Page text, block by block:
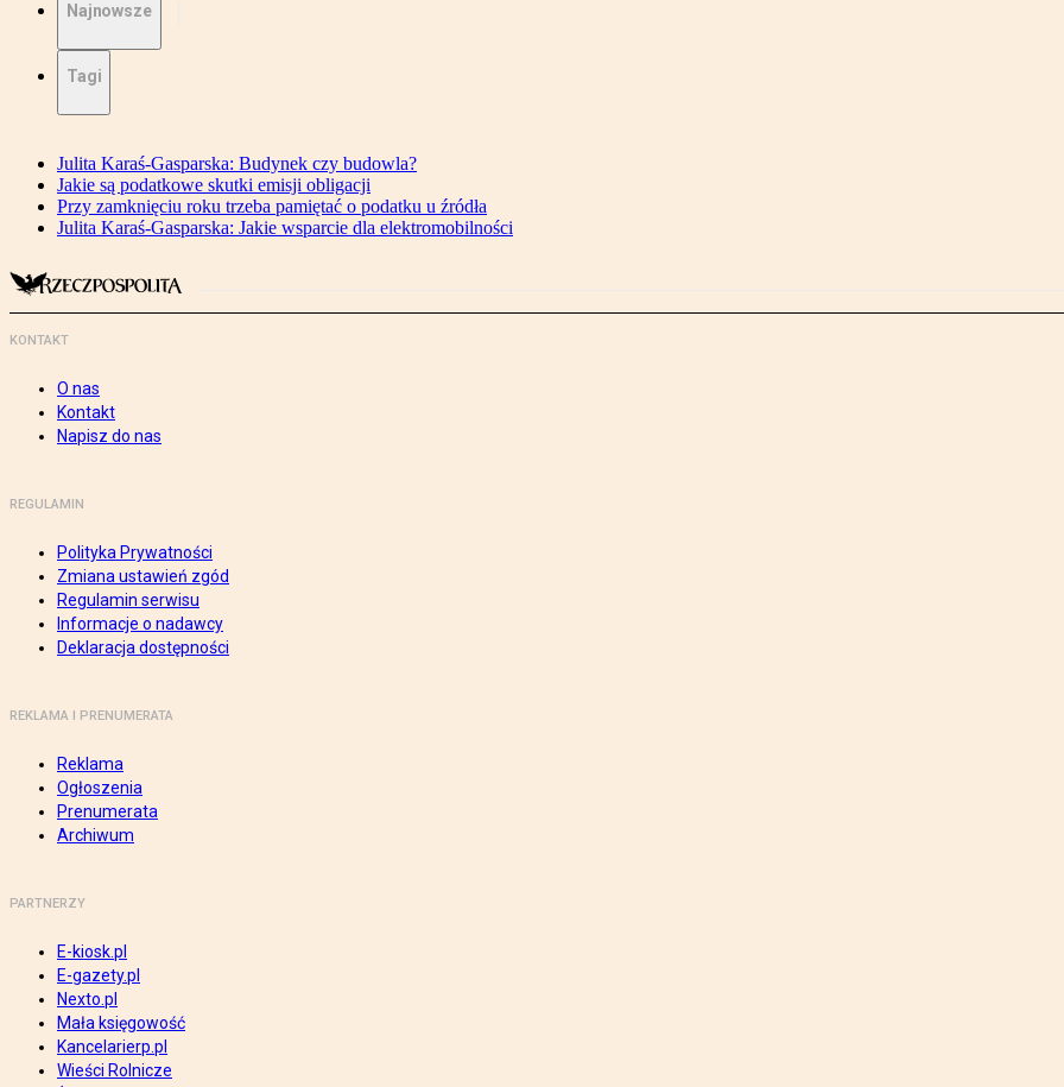
Najnowsze
Tagi
Julita Karaś-Gasparska: Budynek czy budowla?
Jakie są podatkowe skutki emisji obligacji
Przy zamknięciu roku trzeba pamiętać o podatku u źródła
Julita Karaś-Gasparska: Jakie wsparcie dla elektromobilności
KONTAKT
O nas
Kontakt
Napisz do nas
REGULAMIN
Polityka Prywatności
Zmiana ustawień zgód
Regulamin serwisu
Informacje o nadawcy
Deklaracja dostępności
REKLAMA I PRENUMERATA
Reklama
Ogłoszenia
Prenumerata
Archiwum
PARTNERZY
E-kiosk.pl
E-gazety.pl
Nexto.pl
Mała księgowość
Kancelarierp.pl
Wieści Rolnicze